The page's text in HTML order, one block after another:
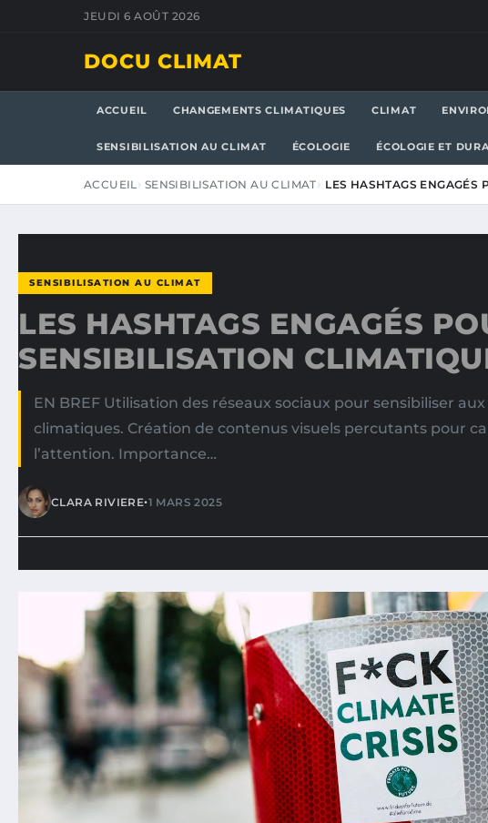
JEUDI 6 AOÛT 2026
DOCU CLIMAT
ACCUEIL CHANGEMENTS CLIMATIQUES CLIMAT
SENSIBILISATION AU CLIMAT ÉCOLOGIE ÉCOLOGIE ET
ACCUEIL SENSIBILISATION AU CLIMAT LES HASHTAGS ENGAGÉS
SENSIBILISATION AU CLIMAT
LES HASHTAGS ENGAGÉS
SENSIBILISATION
EN BREF Utilisation des réseaux sociaux pour sensibiliser
climatiques. Création de contenus visuels percutants pour
l’attention. Importance…
CLARA RIVIERE•1 MARS 2025